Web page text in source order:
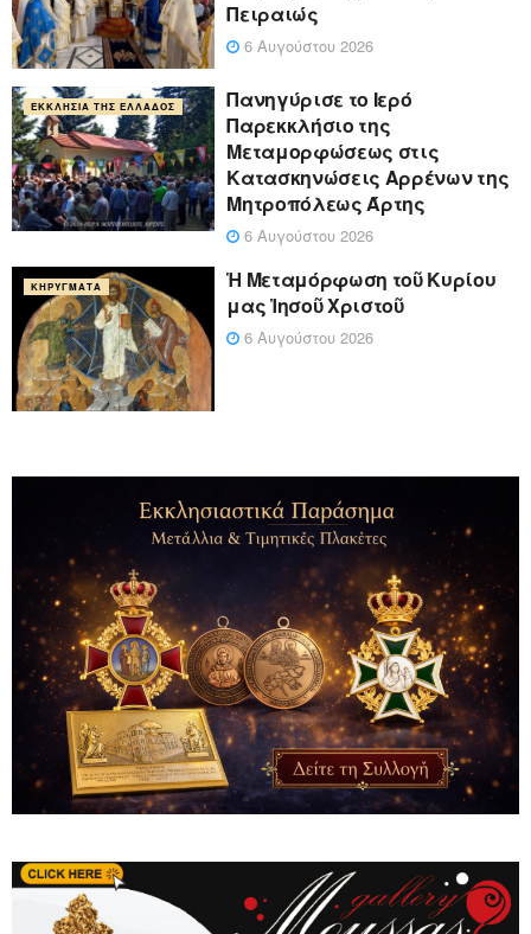
Πειραιώς
6 Αυγούστου 2026
ΕΚΚΛΗΣΊΑ ΤΗΣ ΕΛΛΆΔΟΣ
Πανηγύρισε το Ιερό
Παρεκκλήσιο της
Μεταμορφώσεως στις
Κατασκηνώσεις Αρρένων της
Μητροπόλεως Άρτης
6 Αυγούστου 2026
ΚΗΡΎΓΜΑΤΑ
Ἡ Μεταμόρφωση τοῦ Κυρίου
μας Ἰησοῦ Χριστοῦ
6 Αυγούστου 2026